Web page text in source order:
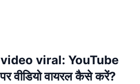
viral: YouTube
वीडियो वायरल कैसे करें?